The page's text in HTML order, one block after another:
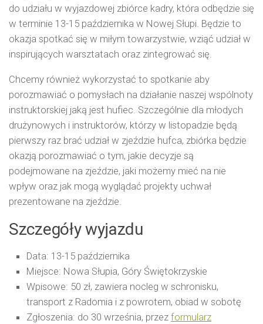
do udziału w wyjazdowej zbiórce kadry, która odbędzie się
w terminie 13-15 października w Nowej Słupi. Będzie to
okazja spotkać się w miłym towarzystwie, wziąć udział w
inspirujących warsztatach oraz zintegrować się.
Chcemy również wykorzystać to spotkanie aby
porozmawiać o pomysłach na działanie naszej wspólnoty
instruktorskiej jaką jest hufiec. Szczególnie dla młodych
drużynowych i instruktorów, którzy w listopadzie będą
pierwszy raz brać udział w zjeździe hufca, zbiórka będzie
okazją porozmawiać o tym, jakie decyzje są
podejmowane na zjeździe, jaki możemy mieć na nie
wpływ oraz jak mogą wyglądać projekty uchwał
prezentowane na zjeździe.
Szczegóły wyjazdu
Data: 13-15 października
Miejsce: Nowa Słupia, Góry Świętokrzyskie
Wpisowe: 50 zł, zawiera nocleg w schronisku,
transport z Radomia i z powrotem, obiad w sobotę
Zgłoszenia: do 30 września, przez formularz